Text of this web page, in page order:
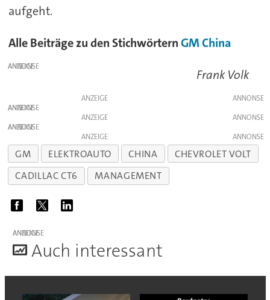
aufgeht.
Alle Beiträge zu den StichwörternGMChina
ANZEIGE
Frank Volk
ANZEIGE
ANZEIGE
ANZEIGE
ANZEIGE
ANZEIGE
GM ELEKTROAUTO CHINA
CHEVROLET VOLT
CADILLAC CT6
MANAGEMENT
ANZEIGE
Auch interessant